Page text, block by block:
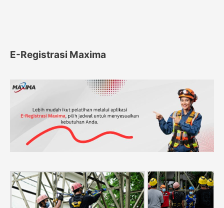
E-Registrasi Maxima